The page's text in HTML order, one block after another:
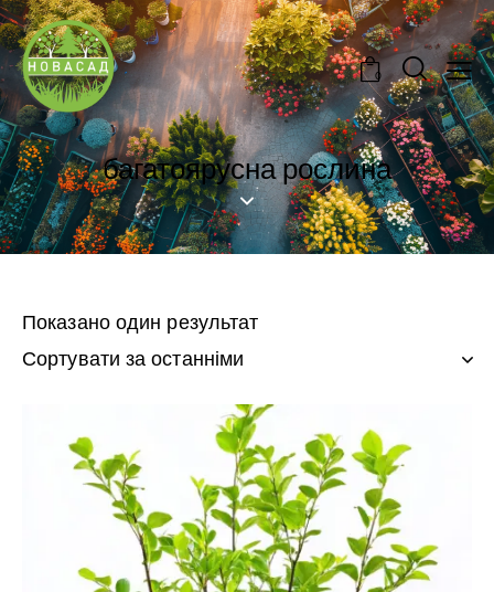
0
багатоярусна рослина
Показано один результат